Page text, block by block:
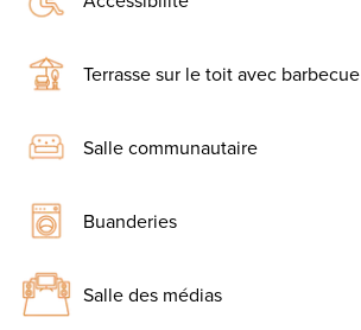
Terrasse sur le toit avec barbecue
Salle communautaire
Buanderies
Salle des médias